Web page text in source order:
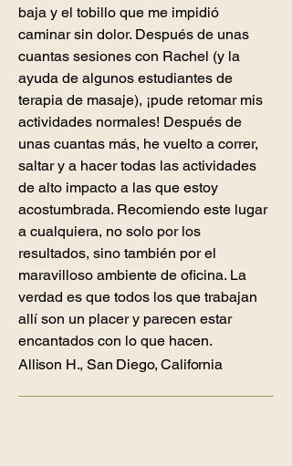
baja y el tobillo que me impidió
caminar sin dolor. Después de unas
cuantas sesiones con Rachel (y la
ayuda de algunos estudiantes de
terapia de masaje), ¡pude retomar mis
actividades normales! Después de
unas cuantas más, he vuelto a correr,
saltar y a hacer todas las actividades
de alto impacto a las que estoy
acostumbrada. Recomiendo este lugar
a cualquiera, no solo por los
resultados, sino también por el
maravilloso ambiente de oficina. La
verdad es que todos los que trabajan
allí son un placer y parecen estar
encantados con lo que hacen.
Allison H., San Diego, California